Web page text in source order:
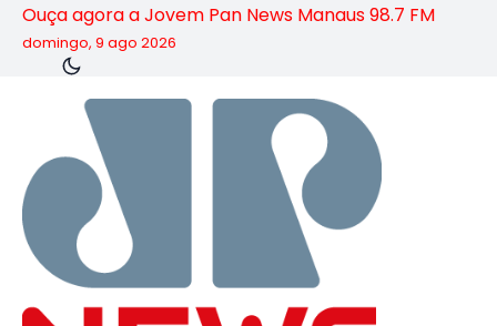
Ouça agora a Jovem Pan News Manaus 98.7 FM
domingo, 9 ago 2026